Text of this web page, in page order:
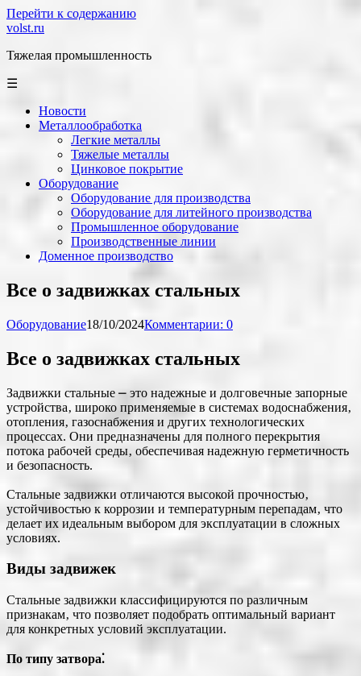
Перейти к содержанию
volst.ru
Тяжелая промышленность
☰
Новости
Металлообработка
Легкие металлы
Тяжелые металлы
Цинковое покрытие
Оборудование
Оборудование для производства
Оборудование для литейного производства
Промышленное оборудование
Производственные линии
Доменное производство
Все о задвижках стальных
Оборудование18/10/2024Комментарии: 0
Все о задвижках стальных
Задвижки стальные ⎼ это надежные и долговечные запорные
устройства‚ широко применяемые в системах водоснабжения‚
отопления‚ газоснабжения и других технологических
процессах. Они предназначены для полного перекрытия
потока рабочей среды‚ обеспечивая надежную герметичность
и безопасность.
Стальные задвижки отличаются высокой прочностью‚
устойчивостью к коррозии и температурным перепадам‚ что
делает их идеальным выбором для эксплуатации в сложных
условиях.
Виды задвижек
Стальные задвижки классифицируются по различным
признакам‚ что позволяет подобрать оптимальный вариант
для конкретных условий эксплуатации.
По типу затвора⁚